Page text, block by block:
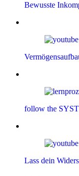
Bewusste
follow the
Lass dein